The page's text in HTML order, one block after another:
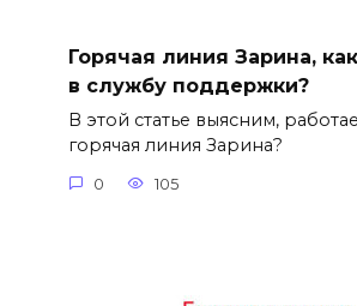
Горячая линия Зарина,
в службу поддержки?
В этой статье выясним,
горячая линия Зарина?
0 105